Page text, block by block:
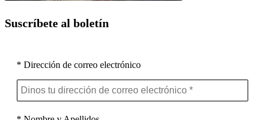
Suscríbete al boletín
* Dirección de correo electrónico